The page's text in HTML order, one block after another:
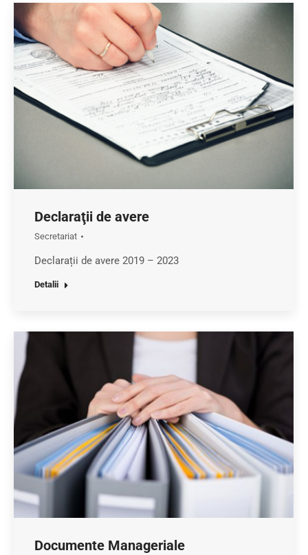
Declaraţii de avere
Secretariat
Declarații de avere 2019 – 2023
Detalii
Documente Manageriale